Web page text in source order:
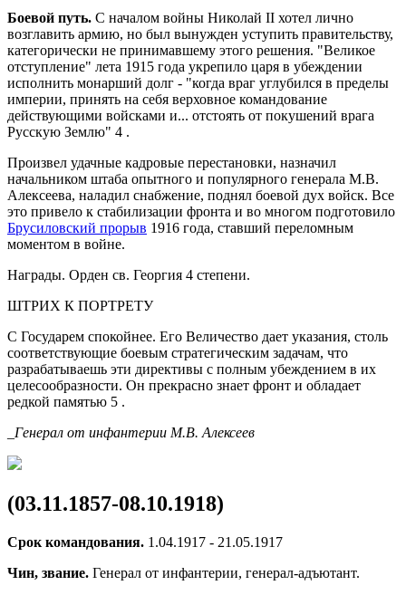
Боевой путь. С началом войны Николай II хотел лично
возглавить армию, но был вынужден уступить правительству,
категорически не принимавшему этого решения. "Великое
отступление" лета 1915 года укрепило царя в убеждении
исполнить монарший долг - "когда враг углубился в пределы
империи, принять на себя верховное командование
действующими войсками и... отстоять от покушений врага
Русскую Землю" 4 .
Произвел удачные кадровые перестановки, назначил
начальником штаба опытного и популярного генерала М.В.
Алексеева, наладил снабжение, поднял боевой дух войск. Все
это привело к стабилизации фронта и во многом подготовило
Брусиловский прорыв 1916 года, ставший переломным
моментом в войне.
Награды. Орден св. Георгия 4 степени.
ШТРИХ К ПОРТРЕТУ
С Государем спокойнее. Его Величество дает указания, столь
соответствующие боевым стратегическим задачам, что
разрабатываешь эти директивы с полным убеждением в их
целесообразности. Он прекрасно знает фронт и обладает
редкой памятью 5 .
_Генерал от инфантерии М.В. Алексеев
(03.11.1857-08.10.1918)
Срок командования. 1.04.1917 - 21.05.1917
Чин, звание. Генерал от инфантерии, генерал-адъютант.